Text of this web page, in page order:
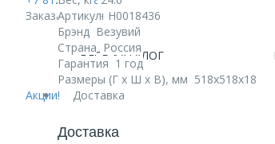
Заказать звонок
ВЕСЬ КАТАЛОГ
Акции!
Артикул Н0018436
Брэнд Везувий
Страна Россия
Гарантия 1 год
Размеры (Г х Ш х В), мм 518х518х18
Доставка
Доставка